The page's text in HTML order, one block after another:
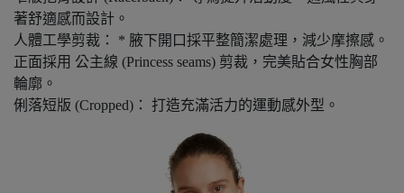
著舒適感而設計。
人體工學剪裁： * 腋下開口採平整簡潔處理，減少摩擦感。
正面採用 公主線 (Princess seams) 剪裁，完美貼合女性胸部
輪廓。
俐落短版 (Cropped)： 打造充滿活力的運動感外型。